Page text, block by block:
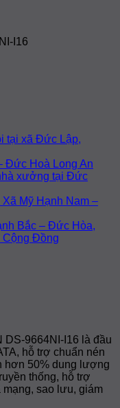
I16
tại xã Đức Lập,
Đức Hoà Long An
luận
Long
An
xưởng tại Đức
Mỹ Hạnh Nam –
Bắc – Đức Hòa,
Cộng Đồng
Tại
Xã
Mỹ
Hạnh
Bắc
DS-9664NI-I16 là đầu
hỗ trợ chuẩn nén
hơn 50% dung lượng
thống, hỗ trợ
mạng, sao lưu, giám